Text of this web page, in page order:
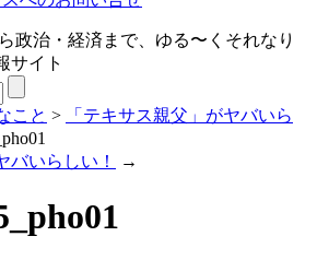
政治・経済まで、ゆる〜くそれなり
サイト
こと >
「テキサス親父」がヤバいら
バいらしい！
→